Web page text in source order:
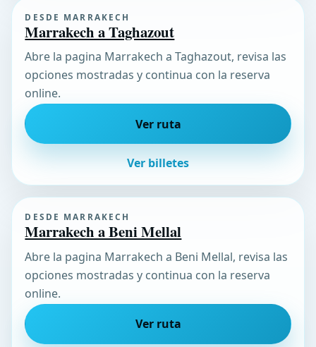
DESDE MARRAKECH
Marrakech a Taghazout
Abre la pagina Marrakech a Taghazout, revisa las
opciones mostradas y continua con la reserva
online.
Ver ruta
Ver billetes
DESDE MARRAKECH
Marrakech a Beni Mellal
Abre la pagina Marrakech a Beni Mellal, revisa las
opciones mostradas y continua con la reserva
online.
Ver ruta